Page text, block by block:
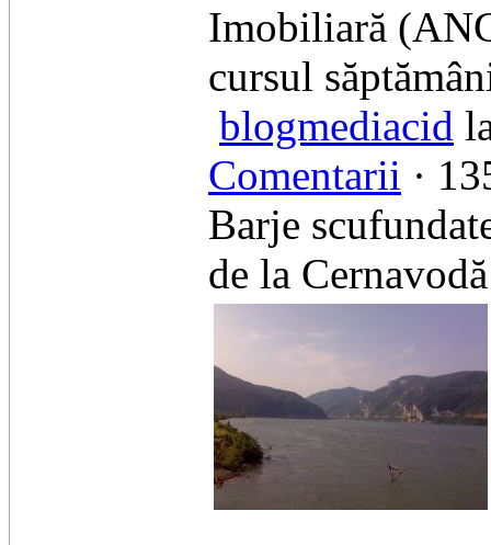
Imobiliară
cursul
blogmediacid
Comentarii ·
Barje
de la Cernavodă